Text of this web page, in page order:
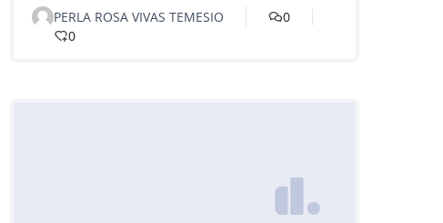
PERLA ROSA VIVAS TEMESIO
0
0